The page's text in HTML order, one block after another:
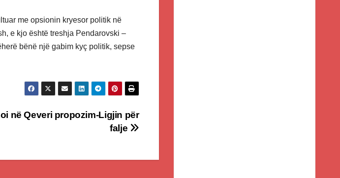
me opsionin kryesor politik në
e kjo është treshja Pendarovski –
bënë një gabim kyç politik, sepse
në Qeveri propozim-Ligjin për
falje